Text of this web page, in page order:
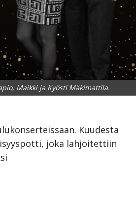
Maikki ja Kyösti Mäkimattila.
Kuudesta
joka lahjoitettiin